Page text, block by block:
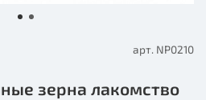
арт. NP0210
зерна лакомство